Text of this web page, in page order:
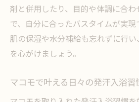
剤と併用したり、目的や体調に合わ
で、自分に合ったバスタイムが実
肌の保湿や水分補給も忘れずに行
を心がけましょう。
マコモで叶える日々の発汗入浴習